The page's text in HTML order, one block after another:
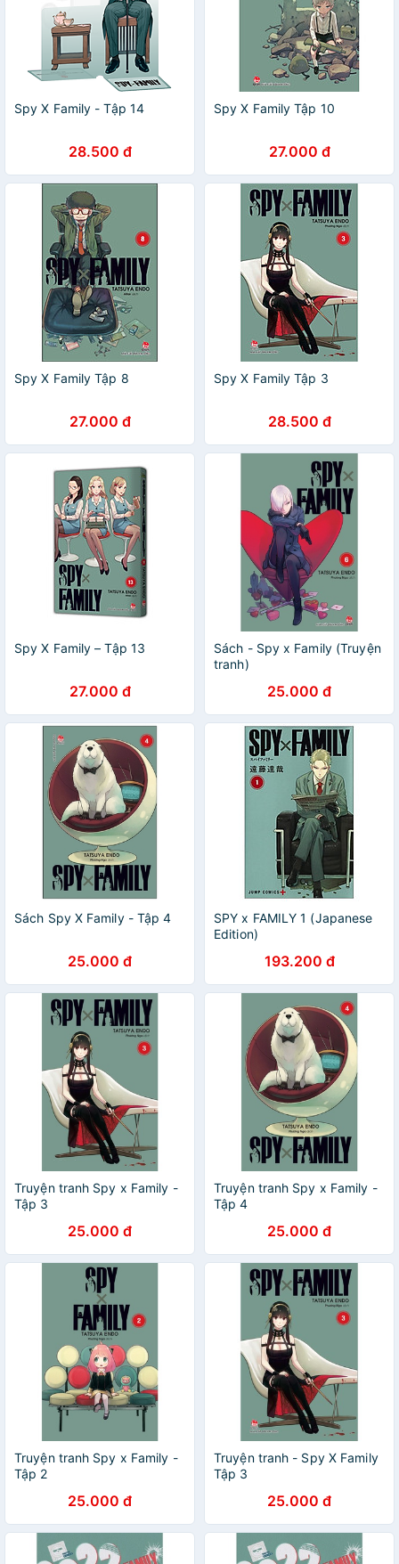
Spy X Family - Tập 14
28.500 đ
Spy X Family Tập 10
27.000 đ
Spy X Family Tập 8
27.000 đ
Spy X Family Tập 3
28.500 đ
Spy X Family – Tập 13
27.000 đ
Sách - Spy x Family (Truyện
tranh)
25.000 đ
Sách Spy X Family - Tập 4
25.000 đ
SPY x FAMILY 1 (Japanese
Edition)
193.200 đ
Truyện tranh Spy x Family -
Tập 3
25.000 đ
Truyện tranh Spy x Family -
Tập 4
25.000 đ
Truyện tranh Spy x Family -
Tập 2
25.000 đ
Truyện tranh - Spy X Family
Tập 3
25.000 đ